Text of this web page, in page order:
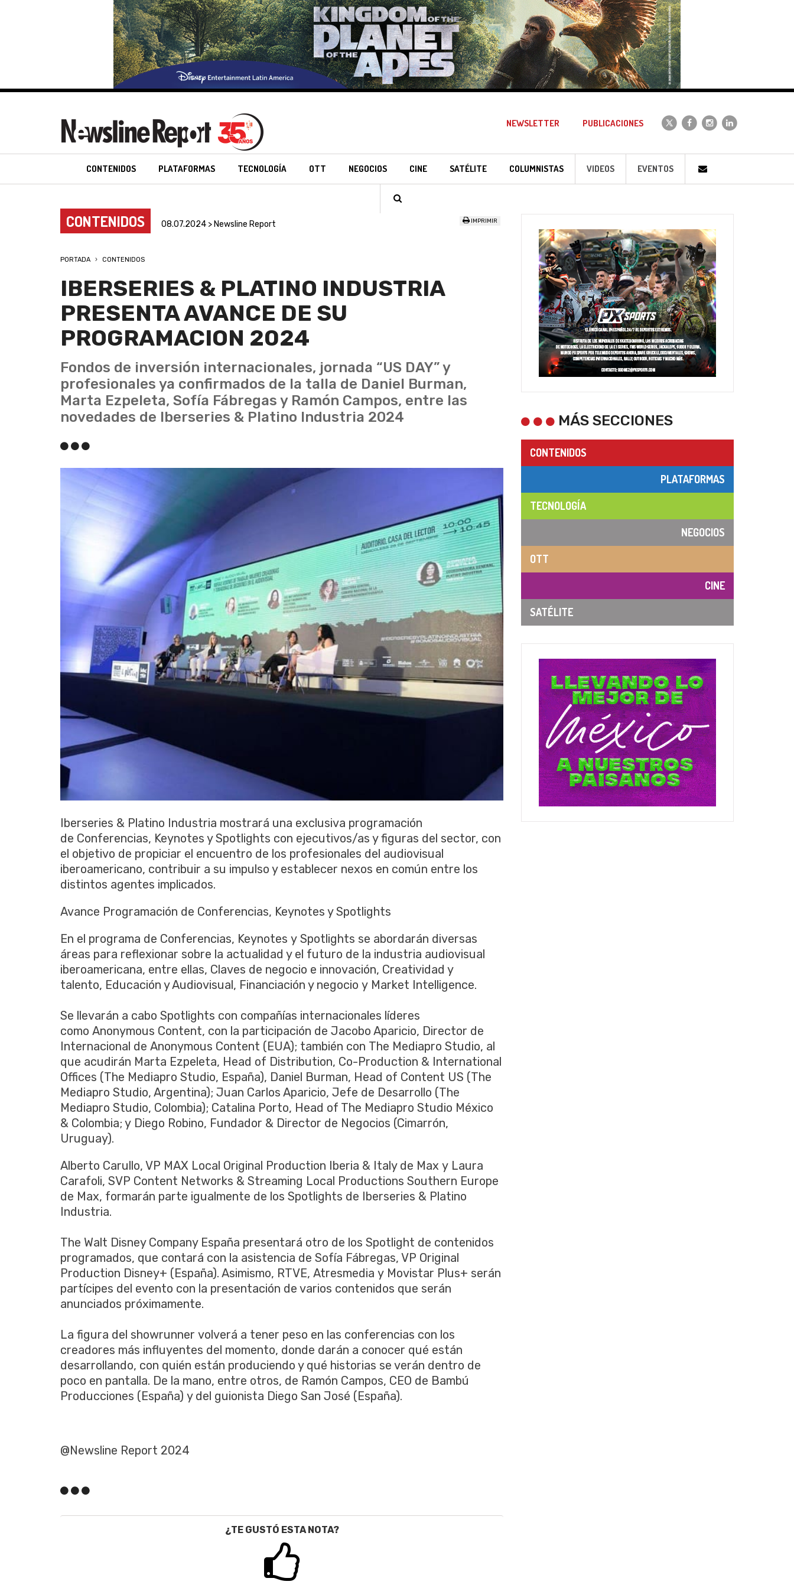
NEWSLETTER PUBLICACIONES
CONTENIDOS PLATAFORMAS TECNOLOGÍA OTT NEGOCIOS CINE SATÉLITE COLUMNISTAS VIDEOS EVENTOS
CONTENIDOS 08.07.2024 > Newsline Report IMPRIMIR
PORTADA CONTENIDOS
IBERSERIES & PLATINO INDUSTRIA
PRESENTA AVANCE DE SU
PROGRAMACION 2024
Fondos de inversión internacionales, jornada “US DAY” y
profesionales ya confirmados de la talla de Daniel Burman,
Marta Ezpeleta, Sofía Fábregas y Ramón Campos, entre las
novedades de Iberseries & Platino Industria 2024
Iberseries & Platino Industria mostrará una exclusiva programación
de Conferencias, Keynotes y Spotlights con ejecutivos/as y figuras del sector, con
el objetivo de propiciar el encuentro de los profesionales del audiovisual
iberoamericano, contribuir a su impulso y establecer nexos en común entre los
distintos agentes implicados.
Avance Programación de Conferencias, Keynotes y Spotlights
En el programa de Conferencias, Keynotes y Spotlights se abordarán diversas
áreas para reflexionar sobre la actualidad y el futuro de la industria audiovisual
iberoamericana, entre ellas, Claves de negocio e innovación, Creatividad y
talento, Educación y Audiovisual, Financiación y negocio y Market Intelligence.
Se llevarán a cabo Spotlights con compañías internacionales líderes
como Anonymous Content, con la participación de Jacobo Aparicio, Director de
Internacional de Anonymous Content (EUA); también con The Mediapro Studio, al
que acudirán Marta Ezpeleta, Head of Distribution, Co-Production & International
Offices (The Mediapro Studio, España), Daniel Burman, Head of Content US (The
Mediapro Studio, Argentina); Juan Carlos Aparicio, Jefe de Desarrollo (The
Mediapro Studio, Colombia); Catalina Porto, Head of The Mediapro Studio México
& Colombia; y Diego Robino, Fundador & Director de Negocios (Cimarrón,
Uruguay).
Alberto Carullo, VP MAX Local Original Production Iberia & Italy de Max y Laura
Carafoli, SVP Content Networks & Streaming Local Productions Southern Europe
de Max, formarán parte igualmente de los Spotlights de Iberseries & Platino
Industria.
The Walt Disney Company España presentará otro de los Spotlight de contenidos
programados, que contará con la asistencia de Sofía Fábregas, VP Original
Production Disney+ (España). Asimismo, RTVE, Atresmedia y Movistar Plus+ serán
partícipes del evento con la presentación de varios contenidos que serán
anunciados próximamente.
La figura del showrunner volverá a tener peso en las conferencias con los
creadores más influyentes del momento, donde darán a conocer qué están
desarrollando, con quién están produciendo y qué historias se verán dentro de
poco en pantalla. De la mano, entre otros, de Ramón Campos, CEO de Bambú
Producciones (España) y del guionista Diego San José (España).
@Newsline Report 2024
¿TE GUSTÓ ESTA NOTA?
MÁS SECCIONES
CONTENIDOS
PLATAFORMAS
TECNOLOGÍA
NEGOCIOS
OTT
CINE
SATÉLITE